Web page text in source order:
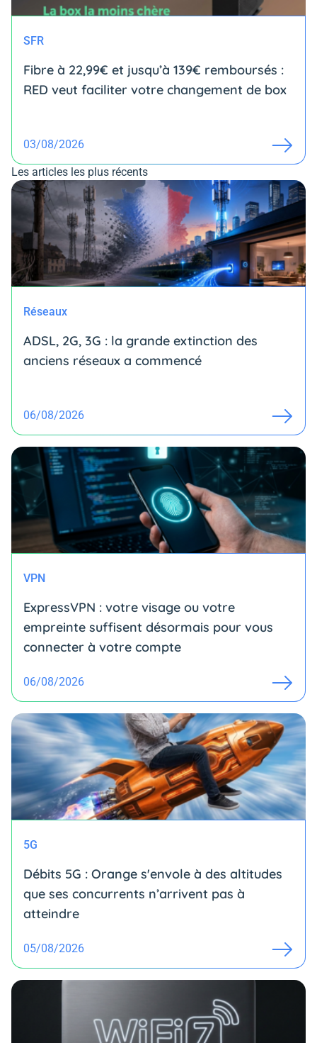
SFR
Fibre à 22,99€ et jusqu’à 139€ remboursés :
RED veut faciliter votre changement de box
03/08/2026
Les articles les plus récents
Réseaux
ADSL, 2G, 3G : la grande extinction des
anciens réseaux a commencé
06/08/2026
VPN
ExpressVPN : votre visage ou votre
empreinte suffisent désormais pour vous
connecter à votre compte
06/08/2026
5G
Débits 5G : Orange s'envole à des altitudes
que ses concurrents n’arrivent pas à
atteindre
05/08/2026